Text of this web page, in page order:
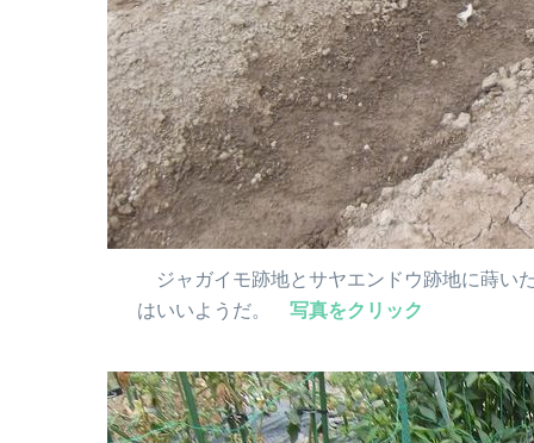
ジャガイモ跡地とサヤエンドウ跡地に蒔い
はいいようだ。
写真をクリック